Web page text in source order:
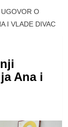
O
I VLADE DIVAC
Ana i